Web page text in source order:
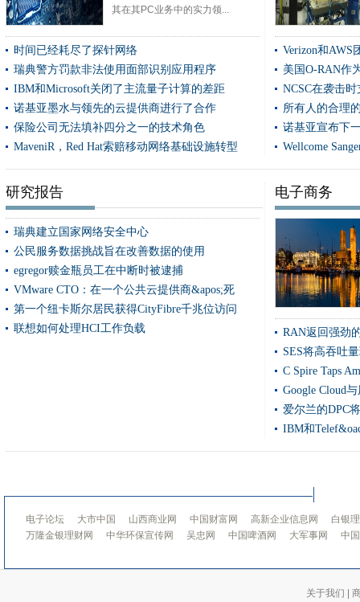
联想如何处理HCI工作负载
爱立信加速了MMIMO的5G中频推出，RAN计算线
IBM和Telefónica在企业混合云推动中对技术伙伴进行了双倍下调
无能的网络犯罪分子在OPSEC失败中泄漏数据
沃达丰推出了“即时”的Wi-Fi
爱尔兰的DataCentre Industry推出Pro-Collinator计划，以提高蜂
Sutton议会在家庭传感器技术中试验
英国法院脸上的证据“黑洞”在警察加上大众黑客攻击
Minio Stakes在云对象容器存储中的领导索赔
Microsoft Exchange Proxylogon在四天内攻击Spike 10次
利物浦宣布为无人机技术进行测试和开发领域
COLT进一步与IBM一起运行，以加速边缘计算
在MI5干预后，监测专家在智力调节器中拒绝拒绝工作
超过一名家庭在英国努力提供宽带
Oracle用粗刃基础设施器件填充混合云和边缘计算策略
其在其PC业务中的实力领...
时间已经耗尽了探针网络
瑞典警方罚款非法使用面部识别应用程序
IBM和Microsoft关闭了主流量子计算的差距
诺基亚墨水与领先的云提供商进行了合作
保险公司无法填补四分之一的技术角色
MaveniR，Red Hat索赔移动网络基础设施转型
Verizon和AWS
美国O-RAN作
NCSC在袭击
所有人的合理
诺基亚宣布下
Wellcome
研究报告
瑞典建立国家网络安全中心
公民服务数据挑战旨在改善数据的使用
egregor赎金瓶员工在中断时被逮捕
VMware CTO：在一个公共云提供商&apos;死
第一个纽卡斯尔居民获得CityFibre千兆位访问
联想如何处理HCI工作负载
电子商务
RAN返回强劲
SES将高吞吐
C Spire Taps
Google Cloud
爱尔兰的DPC
IBM和
电子论坛 大市中国 山西商业网 中国财富网 高新企业信息网
白银
万隆金银理财网
中华环保宣传网 吴忠网 中国啤酒网 大军事网 中
关于我们